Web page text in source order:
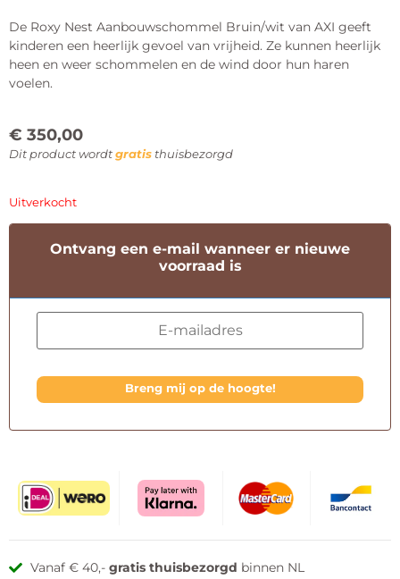
De Roxy Nest Aanbouwschommel Bruin/wit van AXI geeft
kinderen een heerlijk gevoel van vrijheid. Ze kunnen heerlijk
heen en weer schommelen en de wind door hun haren
voelen.
€ 350,00
Dit product wordt gratis thuisbezorgd
Uitverkocht
Ontvang een e-mail wanneer er nieuwe
voorraad is
Breng mij op de hoogte!
Vanaf € 40,- gratis thuisbezorgd binnen NL